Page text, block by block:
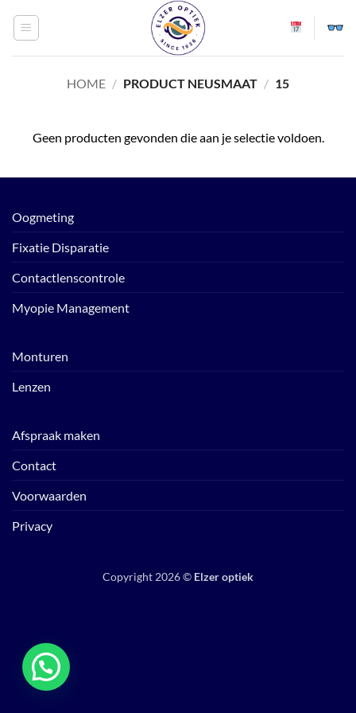
naar
HOME / PRODUCT NEUSMAAT / 15
Geen producten gevonden die aan je selectie voldoen.
Oogmeting
Fixatie Disparatie
Contactlenscontrole
Myopie Management
Monturen
Lenzen
Afspraak maken
Contact
Voorwaarden
Privacy
Copyright 2026 © Elzer optiek